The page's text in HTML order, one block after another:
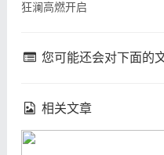
狂澜高燃开启
您可能还会对下面的
相关文章